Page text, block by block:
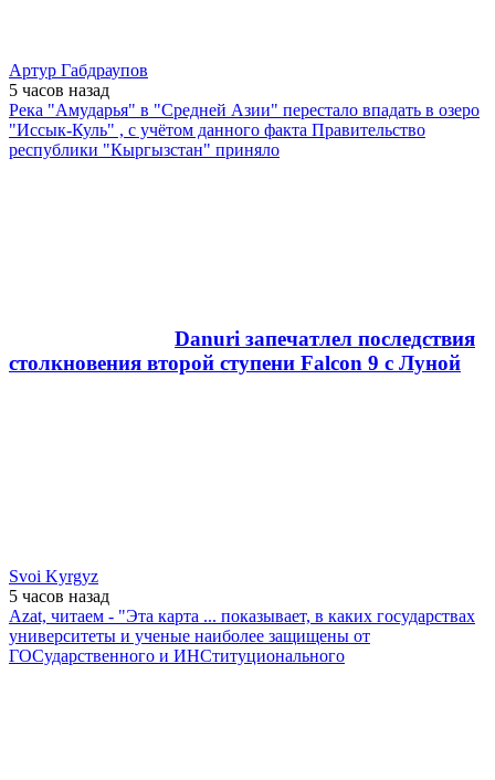
Артур Габдраупов
5 часов назад
Река "Амударья" в "Средней Азии" перестало впадать в озеро
"Иссык-Куль" , с учётом данного факта Правительство
республики "Кыргызстан" приняло
Danuri запечатлел последствия
столкновения второй ступени Falcon 9 с Луной
Svoi Kyrgyz
5 часов назад
Azat, читаем - "Эта карта ... показывает, в каких государствах
университеты и ученые наиболее защищены от
ГОСударственного и ИНСтитуционального